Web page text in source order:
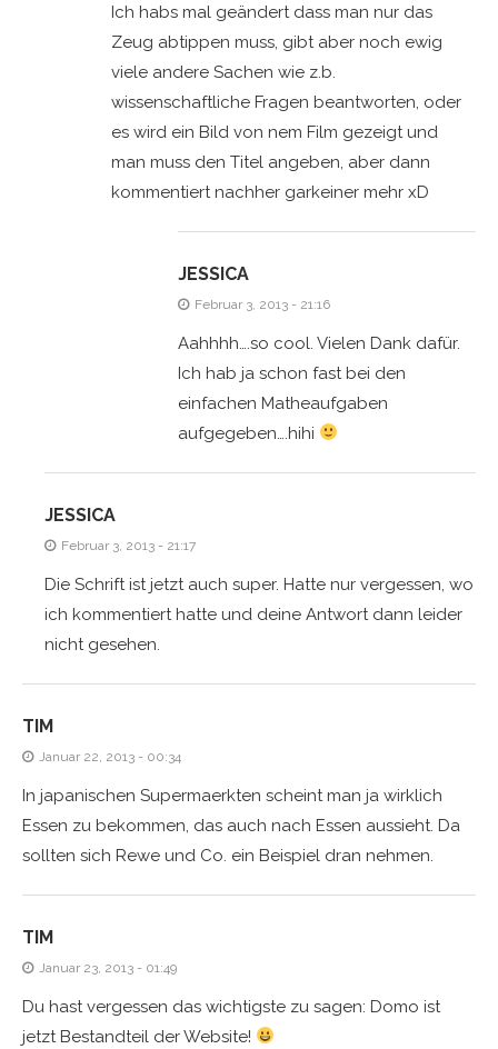
Ich habs mal geändert dass man nur das
Zeug abtippen muss, gibt aber noch ewig
viele andere Sachen wie z.b.
wissenschaftliche Fragen beantworten, oder
es wird ein Bild von nem Film gezeigt und
man muss den Titel angeben, aber dann
kommentiert nachher garkeiner mehr xD
JESSICA
Februar 3, 2013 - 21:16
Aahhhh….so cool. Vielen Dank dafür.
Ich hab ja schon fast bei den
einfachen Matheaufgaben
aufgegeben….hihi
JESSICA
Februar 3, 2013 - 21:17
Die Schrift ist jetzt auch super. Hatte nur vergessen, wo
ich kommentiert hatte und deine Antwort dann leider
nicht gesehen.
TIM
Januar 22, 2013 - 00:34
In japanischen Supermaerkten scheint man ja wirklich
Essen zu bekommen, das auch nach Essen aussieht. Da
sollten sich Rewe und Co. ein Beispiel dran nehmen.
TIM
Januar 23, 2013 - 01:49
Du hast vergessen das wichtigste zu sagen: Domo ist
jetzt Bestandteil der Website!